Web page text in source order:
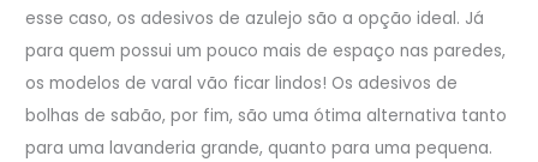
esse caso, os adesivos de azulejo são a opção ideal. Já
para quem possui um pouco mais de espaço nas paredes,
os modelos de varal vão ficar lindos! Os adesivos de
bolhas de sabão, por fim, são uma ótima alternativa tanto
para uma lavanderia grande, quanto para uma pequena.